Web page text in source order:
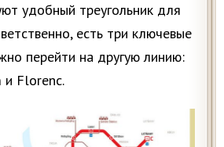
удобный треугольник для
есть три ключевые
перейти на другую линию:
и Florenc.